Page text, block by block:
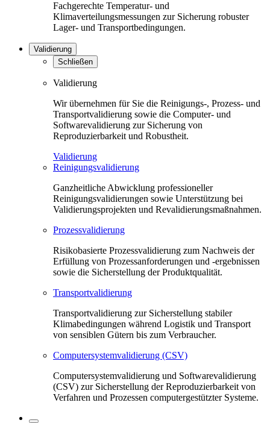
Fachgerechte Temperatur- und
Klimaverteilungsmessungen zur Sicherung robuster
Lager- und Transportbedingungen.
Validierung
Schließen
Validierung
Wir übernehmen für Sie die Reinigungs-, Prozess- und
Transportvalidierung sowie die Computer- und
Softwarevalidierung zur Sicherung von
Reproduzierbarkeit und Robustheit.
Validierung
Reinigungsvalidierung
Ganzheitliche Abwicklung professioneller
Reinigungsvalidierungen sowie Unterstützung bei
Validierungsprojekten und Revalidierungsmaßnahmen.
Prozessvalidierung
Risikobasierte Prozessvalidierung zum Nachweis der
Erfüllung von Prozessanforderungen und -ergebnissen
sowie die Sicherstellung der Produktqualität.
Transportvalidierung
Transportvalidierung zur Sicherstellung stabiler
Klimabedingungen während Logistik und Transport
von sensiblen Gütern bis zum Verbraucher.
Computersystemvalidierung (CSV)
Computersystemvalidierung und Softwarevalidierung
(CSV) zur Sicherstellung der Reproduzierbarkeit von
Verfahren und Prozessen computergestützter Systeme.